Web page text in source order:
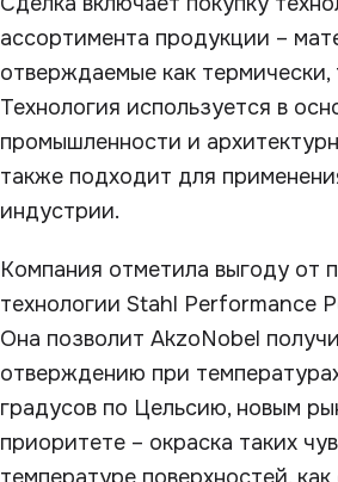
ассортимента продукции –
отверждаемые как термически,
Технология используется в
промышленности и
также подходит для
индустрии.
Компания отметила выгоду от
технологии Stahl Performance
Она позволит AkzoNobel
отверждению при
градусов по Цельсию, новым
приоритете – окраска таких